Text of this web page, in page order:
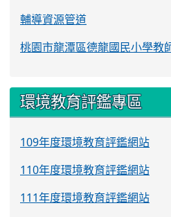
輔導資源管道
桃園市龍潭區德龍國民小學教
環境教育評鑑專區
109年度環境教育評鑑網站
110年度環境教育評鑑網站
111年度環境教育評鑑網站